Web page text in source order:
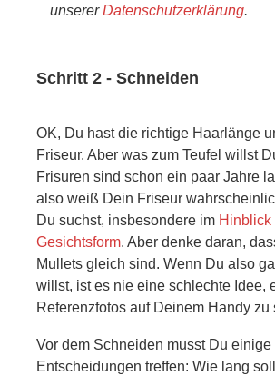
unsererDatenschutzerklärung.
Schritt 2 - Schneiden
OK, Du hast die richtige Haarlänge
Friseur. Aber was zum Teufel willst
Frisuren sind schon ein paar Jahre
also weiß Dein Friseur
Du suchst, insbesondere im Hinblick
Gesichtsform. Aber denke daran,
Mullets gleich sind. Wenn Du also
willst, ist es nie eine schlechte Idee,
Referenzfotos auf Deinem Handy zu
Vor dem Schneiden musst Du
Entscheidungen treffen: Wie lang